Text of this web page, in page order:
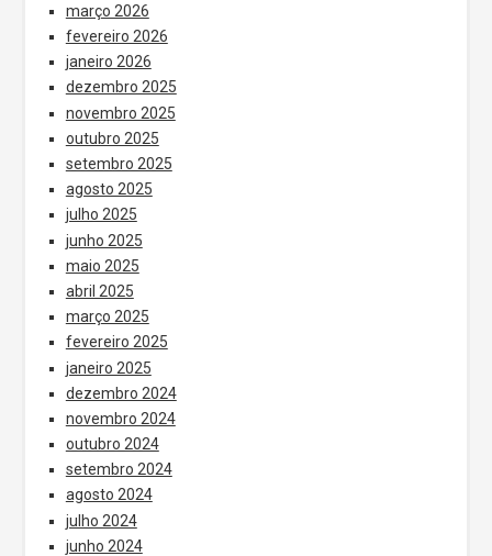
março 2026
fevereiro 2026
janeiro 2026
dezembro 2025
novembro 2025
outubro 2025
setembro 2025
agosto 2025
julho 2025
junho 2025
maio 2025
abril 2025
março 2025
fevereiro 2025
janeiro 2025
dezembro 2024
novembro 2024
outubro 2024
setembro 2024
agosto 2024
julho 2024
junho 2024